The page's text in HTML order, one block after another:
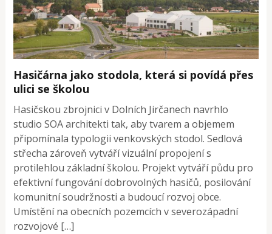
Hasičárna jako stodola, která si povídá přes
ulici se školou
Hasičskou zbrojnici v Dolních Jirčanech navrhlo
studio SOA architekti tak, aby tvarem a objemem
připomínala typologii venkovských stodol. Sedlová
střecha zároveň vytváří vizuální propojení s
protilehlou základní školou. Projekt vytváří půdu pro
efektivní fungování dobrovolných hasičů, posilování
komunitní soudržnosti a budoucí rozvoj obce.
Umístění na obecních pozemcích v severozápadní
rozvojové […]